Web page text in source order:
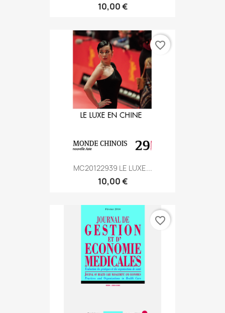
10,00 €
MC20122939 LE LUXE...
10,00 €
favorite_border
favorite_border